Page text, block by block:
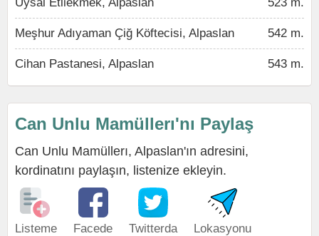
Meşhur Adıyaman Çiğ Köftecisi, Alpaslan 542 m.
Cihan Pastanesi, Alpaslan 543 m.
Can Unlu Mamüllerı'nı Paylaş
Can Unlu Mamüllerı, Alpaslan'ın adresini,
kordinatını paylaşın, listenize ekleyin.
Listeme
Facede
Twitterda
Lokasyonu